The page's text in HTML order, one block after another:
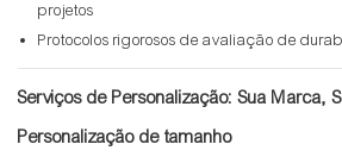
projetos
Protocolos rigorosos de avaliação de
Serviços de Personalização: Sua Marca,
Personalização de tamanho